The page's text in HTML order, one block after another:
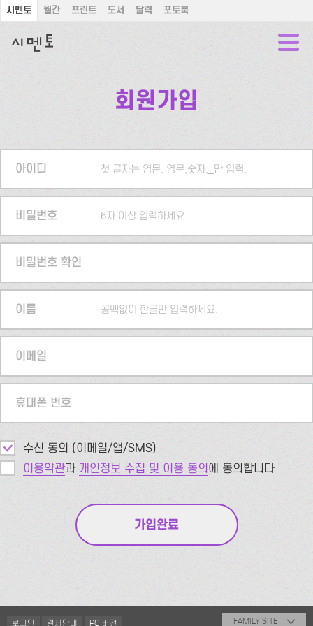
시멘토 월간 프린트 도서 달력 포토북
회원가입
아이디 첫 글자는 영문. 영문,숫자,_만 입력.
비밀번호 6자 이상 입력하세요.
비밀번호 확인
이름 공백없이 한글만 입력하세요.
이메일
휴대폰 번호
수신 동의 (이메일/앱/SMS)
이용약관과 개인정보 수집 및 이용 동의에 동의합니다.
로그인 결제안내 PC 버전 FAMILY SITE